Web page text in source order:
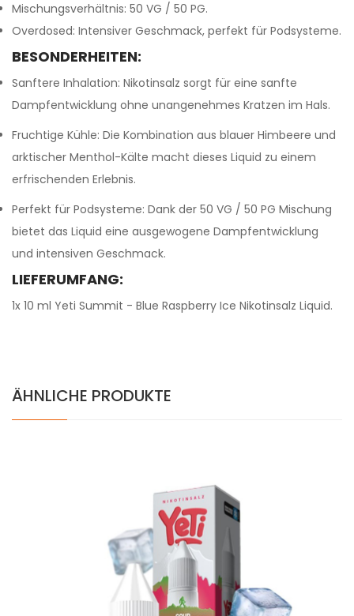
Mischungsverhältnis: 50 VG / 50 PG.
Overdosed: Intensiver Geschmack, perfekt für Podsysteme.
BESONDERHEITEN:
Sanftere Inhalation: Nikotinsalz sorgt für eine sanfte
Dampfentwicklung ohne unangenehmes Kratzen im Hals.
Fruchtige Kühle: Die Kombination aus blauer Himbeere und
arktischer Menthol-Kälte macht dieses Liquid zu einem
erfrischenden Erlebnis.
Perfekt für Podsysteme: Dank der 50 VG / 50 PG Mischung
bietet das Liquid eine ausgewogene Dampfentwicklung
und intensiven Geschmack.
LIEFERUMFANG:
1x 10 ml Yeti Summit - Blue Raspberry Ice Nikotinsalz Liquid.
ÄHNLICHE PRODUKTE